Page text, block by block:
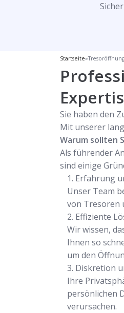
Startseite»
Sie haben den
Mit unserer
Warum sollten
Als führender
sind einige
Erfahrung
Unser Team
von Tresoren
Effiziente
Wir wissen,
Ihnen so
um den
Diskretion
Ihre
persönlichen
verursachen.